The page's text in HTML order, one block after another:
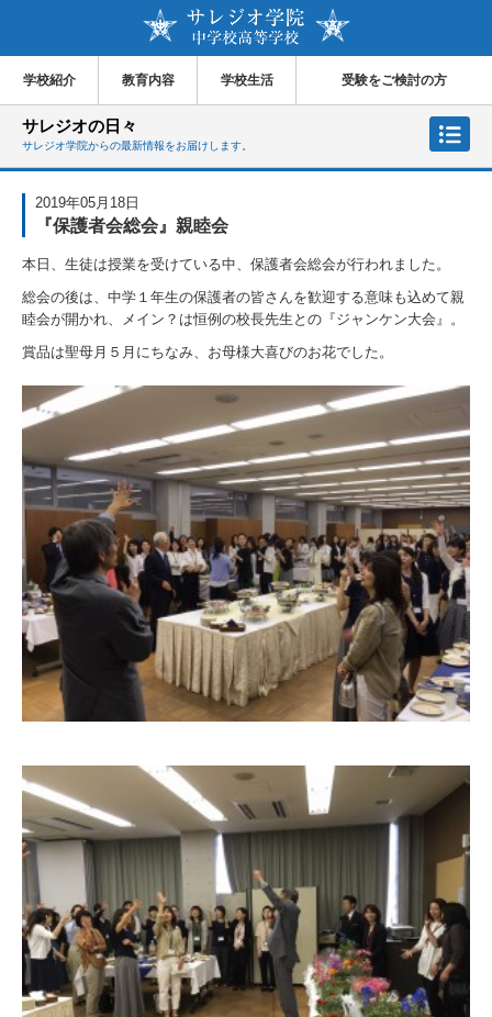
学校紹介 教育内容 学校生活 受験をご検討の方
サレジオの日々
サレジオ学院からの最新情報をお届けします。
2019年05月18日
『保護者会総会』親睦会
本日、生徒は授業を受けている中、保護者会総会が行われました。
総会の後は、中学１年生の保護者の皆さんを歓迎する意味も込めて親
睦会が開かれ、メイン？は恒例の校長先生との『ジャンケン大会』。
賞品は聖母月５月にちなみ、お母様大喜びのお花でした。